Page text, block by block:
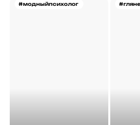
#модныйпсихолог